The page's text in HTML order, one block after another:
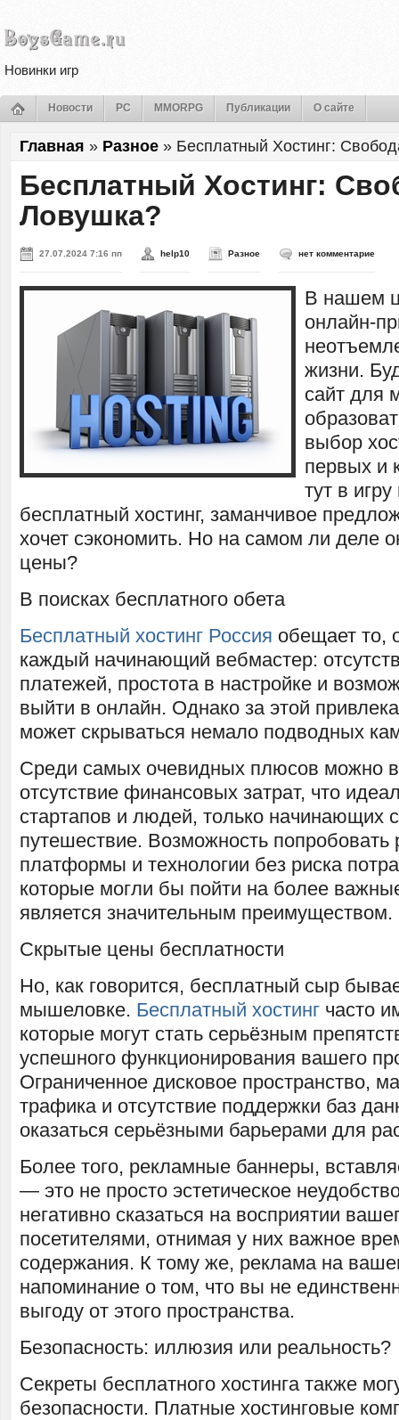
Новинки игр
Новости PC MMORPG Публикации О сайте
Главная » Разное » Бесплатный Хостинг:
Бесплатный Хостинг:
Ловушка?
27.07.2024 7:16 пп help10 Разное нет комментарие
В нашем
онлайн-
жизни.
сайт для
выбор
первых и
тут в игру
бесплатный хостинг, заманчивое
хочет сэкономить. Но на самом ли деле
цены?
В поисках бесплатного обета
Бесплатный хостинг Россия обещает то,
каждый начинающий вебмастер:
платежей, простота в настройке и
выйти в онлайн. Однако за этой
может скрываться немало подводных
Среди самых очевидных плюсов можно
отсутствие финансовых затрат, что
стартапов и людей, только начинающих
путешествие. Возможность попробовать
платформы и технологии без риска
которые могли бы пойти на более
является значительным преимуществом.
Скрытые цены бесплатности
Но, как говорится, бесплатный сыр
мышеловке. Бесплатный хостинг часто
которые могут стать серьёзным
успешного функционирования вашего
Ограниченное дисковое пространство,
трафика и отсутствие поддержки баз
оказаться серьёзными барьерами для
Более того, рекламные баннеры,
— это не просто эстетическое
негативно сказаться на восприятии
посетителями, отнимая у них важное
содержания. К тому же, реклама на
напоминание о том, что вы не
выгоду от этого пространства.
Безопасность: иллюзия или реальность?
Секреты бесплатного хостинга также
безопасности. Платные хостинговые